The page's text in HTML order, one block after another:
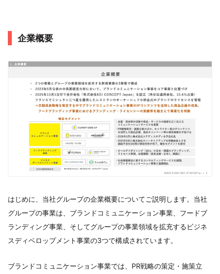
企業概要
はじめに、当社グループの企業概要についてご説明します。当社
グループの事業は、ブランドコミュニケーション事業、フードブ
ランディング事業、そしてグループの事業領域を拡充するビジネ
スディベロップメント事業の3つで構成されています。
ブランドコミュニケーション事業では、PR戦略の策定・施策立